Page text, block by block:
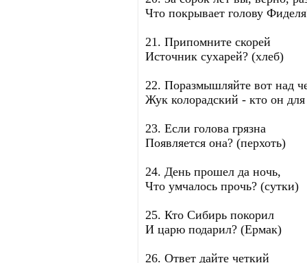
Что покрывает голову
21. Припомните скорей
Источник сухарей? (хлеб)
22. Поразмышляйте вот над
Жук колорадский - кто он
23. Если голова грязна
Появляется она? (перхоть)
24. День прошел да ночь,
Что умчалось прочь? (сутки)
25. Кто Сибирь покорил
И царю подарил? (Ермак)
26. Ответ дайте четкий